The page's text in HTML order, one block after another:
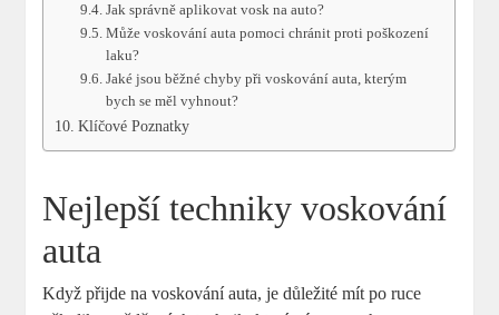
Jak správně aplikovat vosk na auto?
Může voskování auta pomoci chránit proti poškození
laku?
Jaké jsou běžné chyby při voskování auta, kterým
bych se měl vyhnout?
Klíčové Poznatky
Nejlepší techniky voskování
auta
Když přijde na voskování auta, je důležité mít po ruce